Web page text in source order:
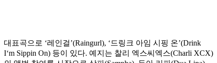
대표곡으로 ‘레인걸’(Raingurl), ‘드링크 아임 시핑 온’(Drink
I‘m Sippin On) 등이 있다. 예지는 찰리 엑스씨엑스(Charli XCX)